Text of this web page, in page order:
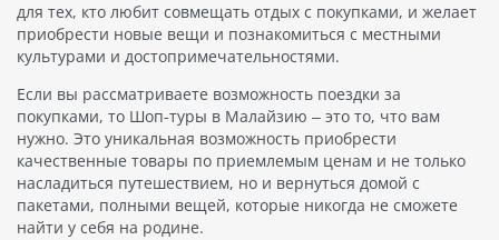
для тех, кто любит совмещать отдых с покупками, и желает
приобрести новые вещи и познакомиться с местными
культурами и достопримечательностями.
Если вы рассматриваете возможность поездки за
покупками, то Шоп-туры в Малайзию – это то, что вам
нужно. Это уникальная возможность приобрести
качественные товары по приемлемым ценам и не только
насладиться путешествием, но и вернуться домой с
пакетами, полными вещей, которые никогда не сможете
найти у себя на родине.